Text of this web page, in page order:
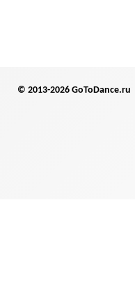
© 2013-2026 GoToDance.ru